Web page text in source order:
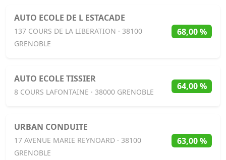
AUTO ECOLE DE L ESTACADE
137 COURS DE LA LIBERATION · 38100
GRENOBLE
68,00 %
AUTO ECOLE TISSIER
8 COURS LAFONTAINE · 38000 GRENOBLE
64,00 %
URBAN CONDUITE
17 AVENUE MARIE REYNOARD · 38100
GRENOBLE
63,00 %